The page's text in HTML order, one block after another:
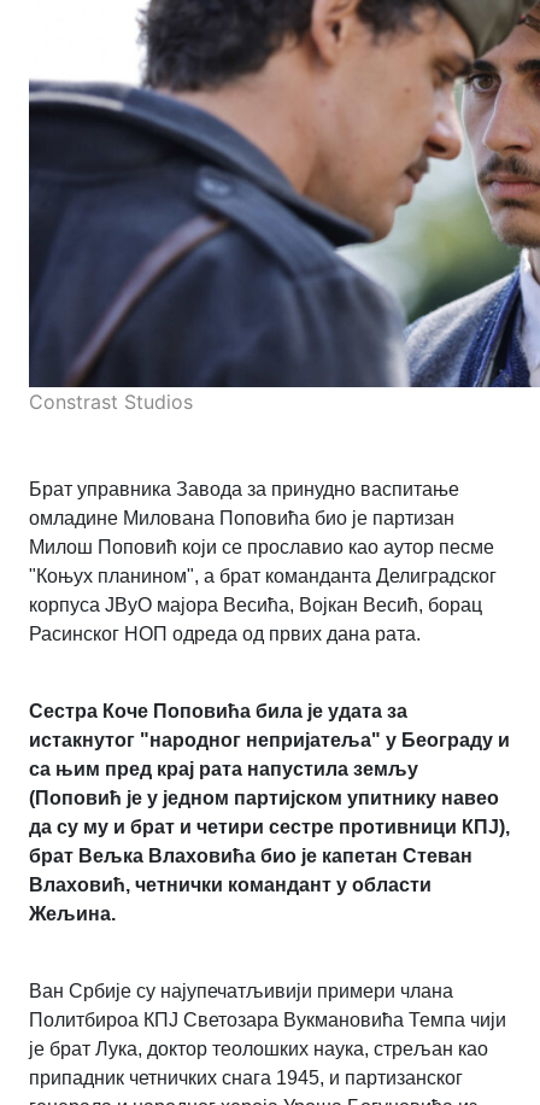
Constrast Studios
Брат управника Завода за принудно васпитање
омладине Милована Поповића био је партизан
Милош Поповић који се прославио као аутор песме
"Коњух планином", а брат команданта Делиградског
корпуса ЈВуО мајора Весића, Војкан Весић, борац
Расинског НОП одреда од првих дана рата.
Сестра Коче Поповића била је удата за
истакнутог "народног непријатеља" у Београду и
са њим пред крај рата напустила земљу
(Поповић је у једном партијском упитнику навео
да су му и брат и четири сестре противници КПЈ),
брат Вељка Влаховића био је капетан Стеван
Влаховић, четнички командант у области
Жељина.
Ван Србије су најупечатљивији примери члана
Политбироа КПЈ Светозара Вукмановића Темпа чији
је брат Лука, доктор теолошких наука, стрељан као
припадник четничких снага 1945, и партизанског